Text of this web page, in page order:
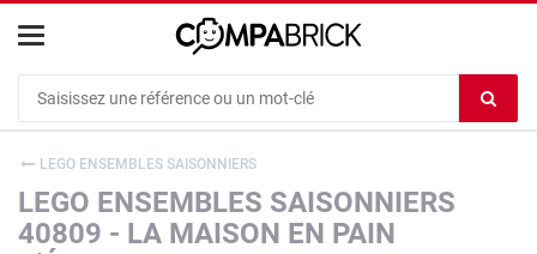
le
LEGO ENSEMBLES SAISONNIERS
LEGO ENSEMBLES SAISONNIERS
40809 - LA MAISON EN PAIN
Cookies management panel